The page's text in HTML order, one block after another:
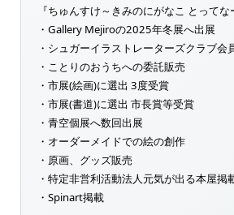
『ちゅんすけ～きみのにがなこ とって
・Gallery Mejiroの2025年冬展へ出展
・シュガーイラストレーターズクラブ会
・ことりのおうちへの委託販売
・市展(絵画)に選出 3度受賞
・市展(書道)に選出 市長賞等受賞
・青空個展へ数回出展
・オーダーメイドでの絵の創作
・原画、グッズ販売
・特定非営利活動法人元気が出る本屋掲
・Spinart掲載